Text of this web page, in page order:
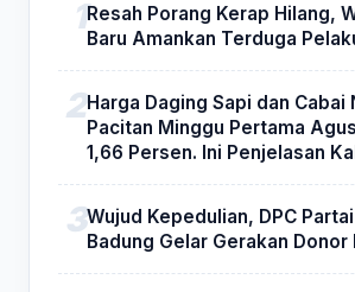
Resah Porang Kerap Hilang,
Baru Amankan Terduga
Harga Daging Sapi dan Cabai
Pacitan Minggu Pertama
1,66 Persen. Ini Penjelasan
Wujud Kepedulian, DPC
Badung Gelar Gerakan Donor